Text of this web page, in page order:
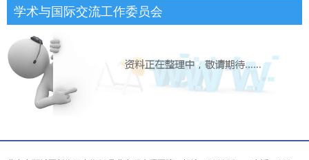
学术与国际交流工作委员会